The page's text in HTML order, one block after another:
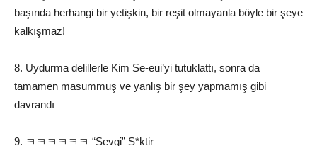
başında herhangi bir yetişkin, bir reşit olmayanla böyle bir şeye
kalkışmaz!
8. Uydurma delillerle Kim Se-eui’yi tutuklattı, sonra da
tamamen masummuş ve yanlış bir şey yapmamış gibi
davrandı
9. ㅋㅋㅋㅋㅋㅋ “Sevgi” S*ktir